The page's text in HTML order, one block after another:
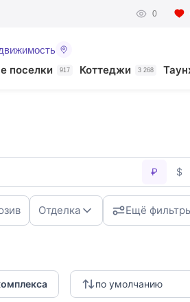
0
поселки 917 Коттеджи 3 268
₽ $
Отделка Ещё
по умолчанию